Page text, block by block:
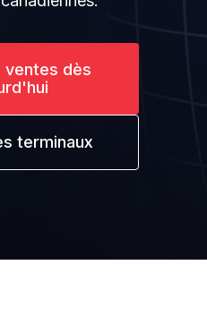
ventes dès
terminaux